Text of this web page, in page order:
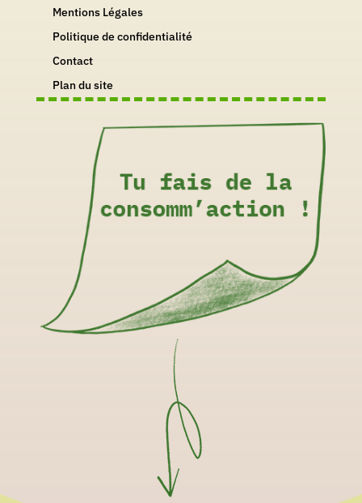
Mentions Légales
Politique de confidentialité
Contact
Plan du site